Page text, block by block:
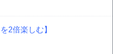
2倍楽しむ】